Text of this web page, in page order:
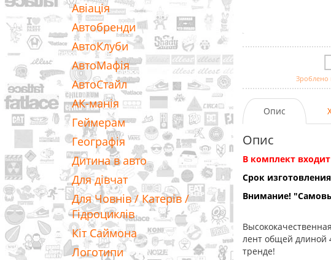
Авіація
Автобренди
АвтоКлуби
АвтоМафія
АвтоСтайл
АК-манія
Геймерам
Географія
Дитина в авто
Для дівчат
Для Човнів / Катерів /
Гідроциклів
Кіт Саймона
Логотипи
Зроблено
Опис
Опис
В комплект
Срок
Внимание!
лент общей длиной
тренде!